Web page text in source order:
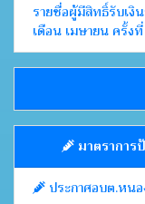
รายชื่อผู้มีสิทธิ์รับเงิ
เดือน เมษายน ครั้ง
มาตราการ
ประกาศอบต.หน